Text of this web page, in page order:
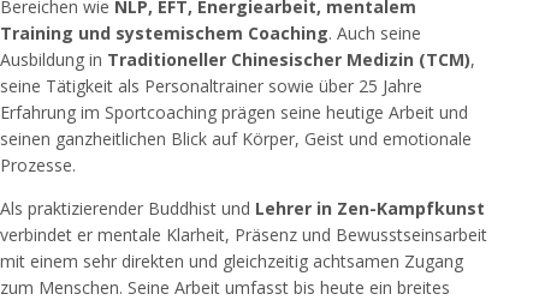
Bereichen wie NLP, EFT, Energiearbeit, mentalem
Training und systemischem Coaching. Auch seine
Ausbildung in Traditioneller Chinesischer Medizin (TCM),
seine Tätigkeit als Personaltrainer sowie über 25 Jahre
Erfahrung im Sportcoaching prägen seine heutige Arbeit und
seinen ganzheitlichen Blick auf Körper, Geist und emotionale
Prozesse.
Als praktizierender Buddhist und Lehrer in Zen-Kampfkunst
verbindet er mentale Klarheit, Präsenz und Bewusstseinsarbeit
mit einem sehr direkten und gleichzeitig achtsamen Zugang
zum Menschen. Seine Arbeit umfasst bis heute ein breites